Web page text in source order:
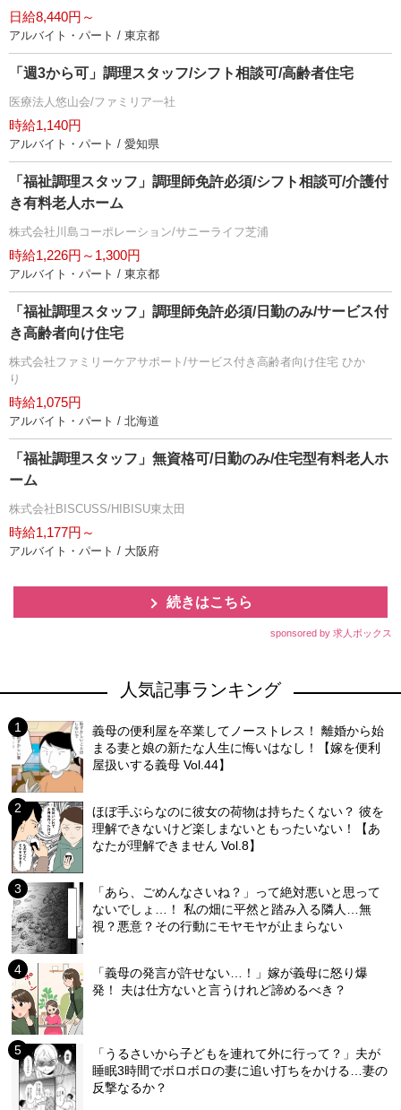
日給8,440円～
アルバイト・パート / 東京都
「週3から可」調理スタッフ/シフト相談可/高齢者住宅
医療法人悠山会/ファミリア一社
時給1,140円
アルバイト・パート / 愛知県
「福祉調理スタッフ」調理師免許必須/シフト相談可/介護付
き有料老人ホーム
株式会社川島コーポレーション/サニーライフ芝浦
時給1,226円～1,300円
アルバイト・パート / 東京都
「福祉調理スタッフ」調理師免許必須/日勤のみ/サービス付
き高齢者向け住宅
株式会社ファミリーケアサポート/サービス付き高齢者向け住宅 ひか
り
時給1,075円
アルバイト・パート / 北海道
「福祉調理スタッフ」無資格可/日勤のみ/住宅型有料老人ホ
ーム
株式会社BISCUSS/HIBISU東太田
時給1,177円～
アルバイト・パート / 大阪府
続きはこちら
sponsored by 求人ボックス
人気記事ランキング
義母の便利屋を卒業してノーストレス！ 離婚から始
まる妻と娘の新たな人生に悔いはなし！【嫁を便利
屋扱いする義母 Vol.44】
ほぼ手ぶらなのに彼女の荷物は持ちたくない？ 彼を
理解できないけど楽しまないともったいない！【あ
なたが理解できません Vol.8】
「あら、ごめんなさいね？」って絶対悪いと思って
ないでしょ…！ 私の畑に平然と踏み入る隣人…無
視？悪意？その行動にモヤモヤが止まらない
「義母の発言が許せない…！」嫁が義母に怒り爆
発！ 夫は仕方ないと言うけれど諦めるべき？
「うるさいから子どもを連れて外に行って？」夫が
睡眠3時間でボロボロの妻に追い打ちをかける…妻の
反撃なるか？